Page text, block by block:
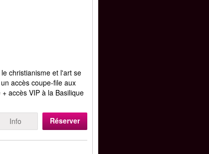
christianisme et l'art se
accès coupe-file aux
accès VIP à la Basilique
Info Réserver